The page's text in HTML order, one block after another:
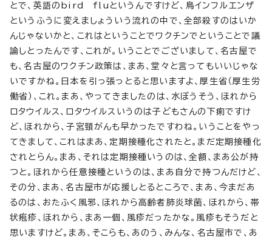
とで、英語のbird fluというんですけど、鳥インフルエンザ
というふうに変えましょういう流れの中で、全部殺すのはいか
んじゃないかと、これはということでワクチンでということで議
論しとったんです、これが。いうことでございまして、名古屋で
も、名古屋のワクチン政策は、まあ、堂々と言ってもいいじゃな
いですかね。日本を引っ張っとると思いますよ、厚生省（厚生労
働省）、これ。まあ、やってきましたのは、水ぼうそう、ほれから
ロタウイルス、ロタウイルスいうのは子どもさんの下痢ですけ
ど、ほれから、子宮頸がんも早かったですわね。いうことをやっ
てきまして、これはまあ、定期接種化されたと。まだ定期接種化
されとらん。まあ、それは定期接種いうのは、全額、まあ公が持
つと。ほれから任意接種というのは、まあ自分で持つんだけど、
その分、まあ、名古屋市が応援しとるところで、まあ、今まだあ
るのは、おたふく風邪、ほれから高齢者肺炎球菌、ほれから、帯
状疱疹、ほれから、まあ一個、風疹だったかな。風疹もそうだと
思いますけど。まあ、そこらも、あのう、みんな、名古屋市で、あ